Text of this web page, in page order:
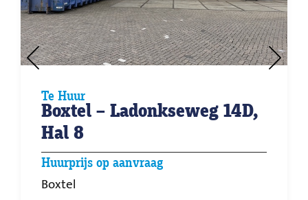
Te Huur
Boxtel – Ladonkseweg 14D,
Hal 8
Huurprijs op aanvraag
Boxtel